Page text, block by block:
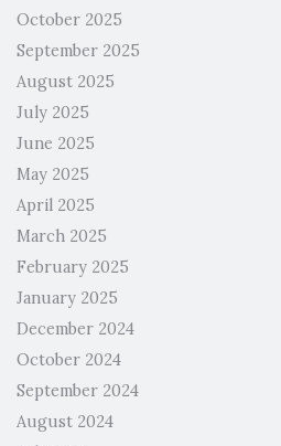
October 2025
September 2025
August 2025
July 2025
June 2025
May 2025
April 2025
March 2025
February 2025
January 2025
December 2024
October 2024
September 2024
August 2024